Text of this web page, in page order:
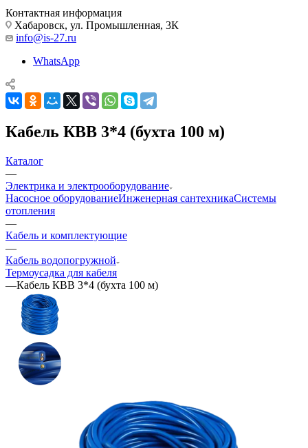
Контактная информация
Хабаровск, ул. Промышленная, 3К
info@is-27.ru
WhatsApp
Кабель КВВ 3*4 (бухта 100 м)
Каталог
—
Электрика и электрооборудование
Насосное оборудованиеИнженерная сантехникаСистемы
отопления
—
Кабель и комплектующие
—
Кабель водопогружной
Термоусадка для кабеля
—Кабель КВВ 3*4 (бухта 100 м)